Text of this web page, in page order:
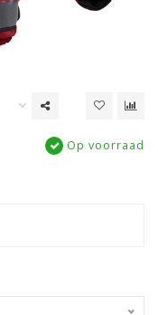
Op voorraad